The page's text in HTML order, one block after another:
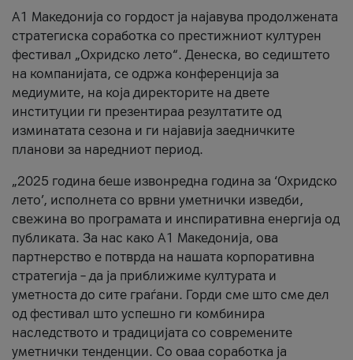
A1 Македонија со гордост ја најавува продолжената
стратегиска соработка со престижниот културен
фестивал „Охридско лето“. Денеска, во седиштето
на компанијата, се одржа конференција за
медиумите, на која директорите на двете
институции ги презентираа резултатите од
изминатата сезона и ги најавија заедничките
планови за наредниот период.
„2025 година беше извонредна година за ‘Охридско
лето’, исполнета со врвни уметнички изведби,
свежина во програмата и инспиративна енергија од
публиката. За нас како A1 Македонија, ова
партнерство е потврда на нашата корпоративна
стратегија – да ја приближиме културата и
уметноста до сите граѓани. Горди сме што сме дел
од фестивал што успешно ги комбинира
наследството и традицијата со современите
уметнички тенденции. Со оваа соработка ја